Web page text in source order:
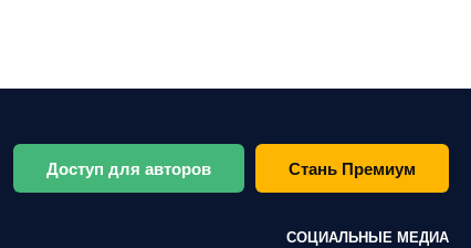
Доступ для авторов Стань Премиум
СОЦИАЛЬНЫЕ МЕДИА